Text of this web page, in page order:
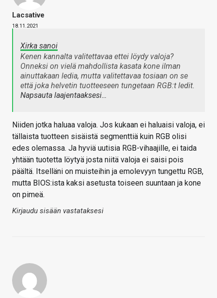
Lacsative
18.11.2021
Xirka sanoi
Kenen kannalta valitettavaa ettei löydy valoja?
Onneksi on vielä mahdollista kasata kone ilman
ainuttakaan ledia, mutta valitettavaa tosiaan on se
että joka helvetin tuotteeseen tungetaan RGB:t ledit.
Napsauta laajentaaksesi…
Niiden jotka haluaa valoja. Jos kukaan ei haluaisi valoja, ei
tällaista tuotteen sisäistä segmenttiä kuin RGB olisi
edes olemassa. Ja hyviä uutisia RGB-vihaajille, ei taida
yhtään tuotetta löytyä josta niitä valoja ei saisi pois
päältä. Itselläni on muisteihin ja emolevyyn tungettu RGB,
mutta BIOS:ista kaksi asetusta toiseen suuntaan ja kone
on pimeä.
Kirjaudu sisään vastataksesi